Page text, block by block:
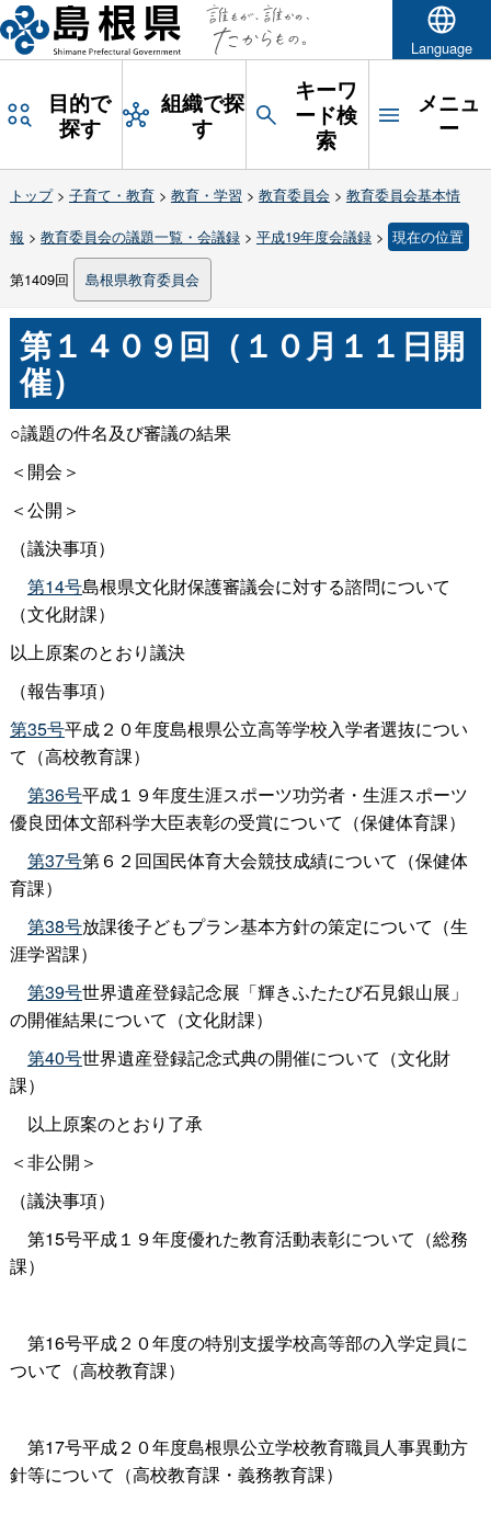
Language
目的で
探す
組織で探
す
キーワ
ード検
索
メニュ
ー
トップ> 子育て・教育> 教育・学習 > 教育委員会 > 教育委員会基本情
報 > 教育委員会の議題一覧・会議録> 平成19年度会議録> 現在の位置
第1409回 島根県教育委員会
第１４０９回（１０月１１日開
催）
○議題の件名及び審議の結果
＜開会＞
＜公開＞
（議決事項）
第14号島根県文化財保護審議会に対する諮問について
（文化財課）
以上原案のとおり議決
（報告事項）
第35号平成２０年度島根県公立高等学校入学者選抜につい
て（高校教育課）
第36号平成１９年度生涯スポーツ功労者・生涯スポーツ
優良団体文部科学大臣表彰の受賞について（保健体育課）
第37号第６２回国民体育大会競技成績について（保健体
育課）
第38号放課後子どもプラン基本方針の策定について（生
涯学習課）
第39号世界遺産登録記念展「輝きふたたび石見銀山展」
の開催結果について（文化財課）
第40号世界遺産登録記念式典の開催について（文化財
課）
以上原案のとおり了承
＜非公開＞
（議決事項）
第15号平成１９年度優れた教育活動表彰について（総務
課）
第16号平成２０年度の特別支援学校高等部の入学定員に
ついて（高校教育課）
第17号平成２０年度島根県公立学校教育職員人事異動方
針等について（高校教育課・義務教育課）